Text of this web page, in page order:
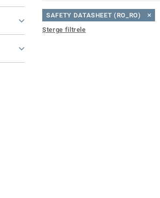
SAFETY DATASHEET (RO_RO)
Șterge filtrele